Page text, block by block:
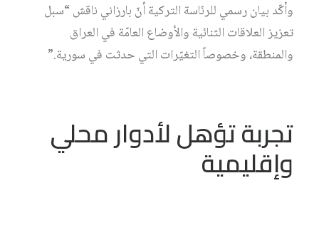
وأكّد بيان رسمي للرئاسة التركية أنّ بارزاني ناقش “سبل
تعزيز العلاقات الثنائية والأوضاع العامّة في العراق
والمنطقة، وخصوصاً التغيّرات التي حدثت في سورية.”
تجربة تؤهل لأدوار محلي
وإقليمية